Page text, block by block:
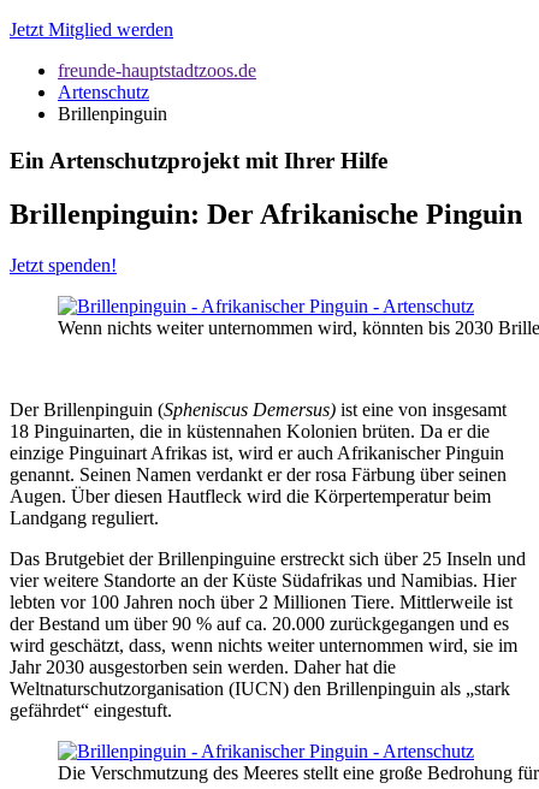
Jetzt Mitglied werden
freunde-hauptstadtzoos.de
Artenschutz
Brillenpinguin
Ein Artenschutzprojekt mit Ihrer Hilfe
Brillenpinguin: Der Afrikanische Pinguin
Jetzt spenden!
Wenn nichts weiter unternommen wird, könnten bis 2030
Der Brillenpinguin (Spheniscus Demersus) ist eine von insgesamt
18 Pinguinarten, die in küstennahen Kolonien brüten. Da er die
einzige Pinguinart Afrikas ist, wird er auch Afrikanischer Pinguin
genannt. Seinen Namen verdankt er der rosa Färbung über seinen
Augen. Über diesen Hautfleck wird die Körpertemperatur beim
Landgang reguliert.
Das Brutgebiet der Brillenpinguine erstreckt sich über 25 Inseln und
vier weitere Standorte an der Küste Südafrikas und Namibias. Hier
lebten vor 100 Jahren noch über 2 Millionen Tiere. Mittlerweile ist
der Bestand um über 90 % auf ca. 20.000 zurückgegangen und es
wird geschätzt, dass, wenn nichts weiter unternommen wird, sie im
Jahr 2030 ausgestorben sein werden. Daher hat die
Weltnaturschutzorganisation (IUCN) den Brillenpinguin als „stark
gefährdet“ eingestuft.
Die Verschmutzung des Meeres stellt eine große Bedrohung